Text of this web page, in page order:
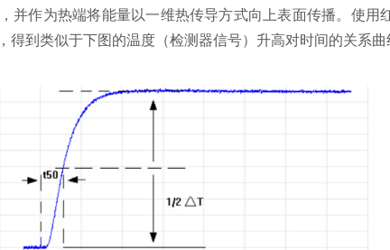
并作为热端将能量以一维热传导方式向上表面传播。使用
得到类似于下图的温度（检测器信号）升高对时间的关系曲